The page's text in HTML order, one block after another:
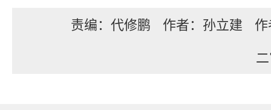
责编：代修鹏 作者：孙立建